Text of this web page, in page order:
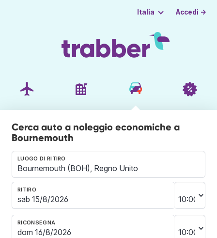
Italia Accedi →
Cerca auto a noleggio economiche a
Bournemouth
LUOGO DI RITIRO
RITIRO
RICONSEGNA